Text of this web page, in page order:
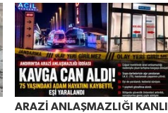
ARAZİ ANLAŞMAZLIĞI KANLI